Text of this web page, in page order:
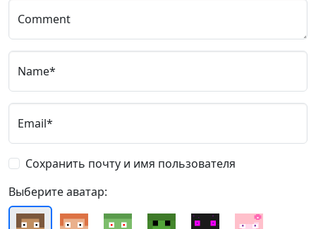
Comment
Name*
Email*
Сохранить почту и имя пользователя
Выберите аватар: